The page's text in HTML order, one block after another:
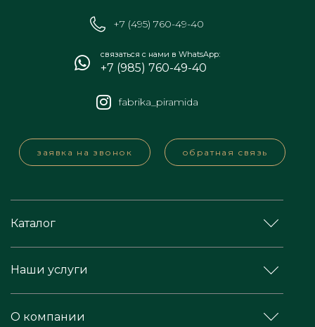
+7 (495) 760-49-40
связаться с нами в WhatsApp:
+7 (985) 760-49-40
fabrika_piramida
заявка на звонок обратная связь
Каталог
Наши услуги
О компании